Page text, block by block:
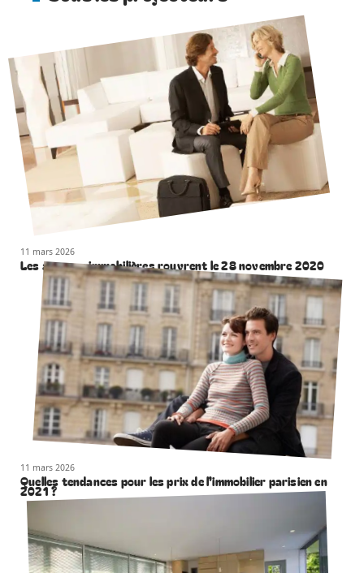
11 mars 2026
Les agences immobilières rouvrent le 28 novembre 2020
11 mars 2026
Quelles tendances pour les prix de l’immobilier parisien en
2021 ?